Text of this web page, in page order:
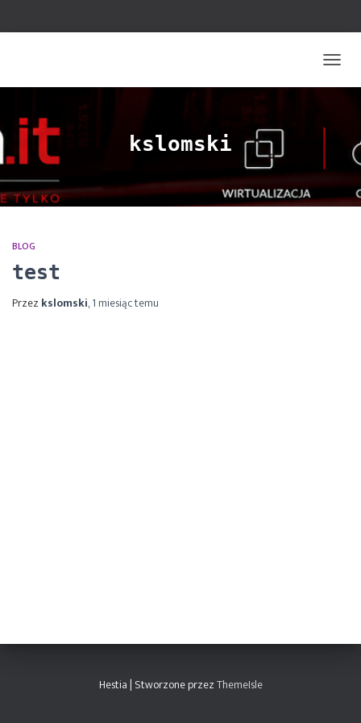
kslomski
BLOG
test
Przez kslomski,1 miesiąctemu
Hestia | Stworzone przezThemeIsle